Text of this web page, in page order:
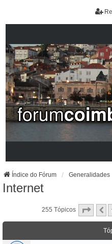
Índice do Fórum Generalidades
Internet
255 Tópicos